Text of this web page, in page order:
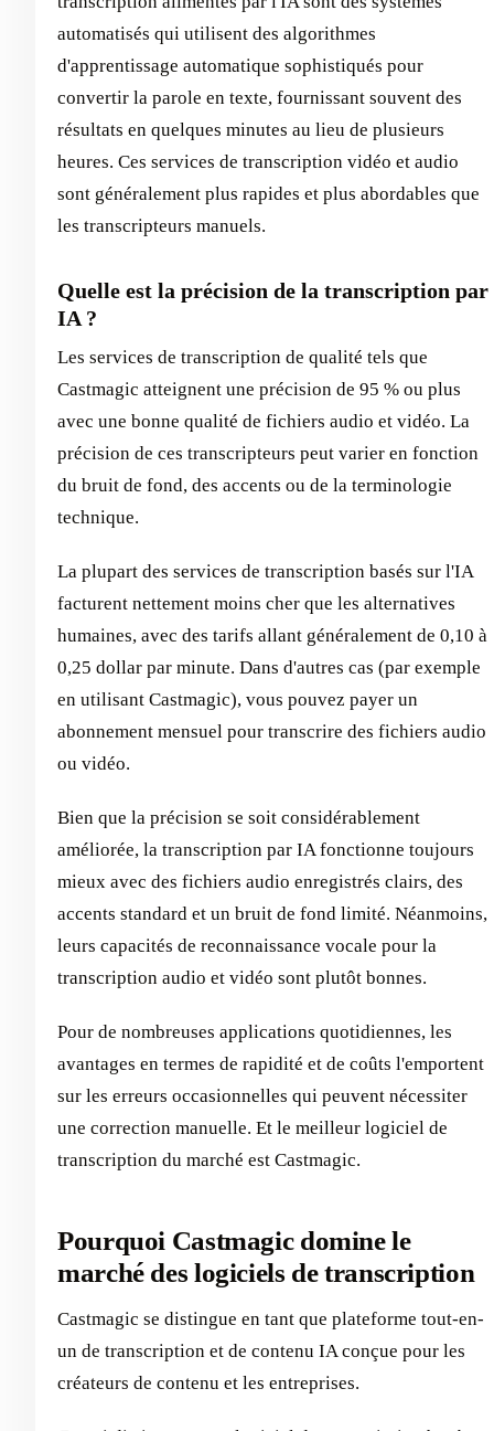
automatisés qui utilisent des algorithmes
d'apprentissage automatique sophistiqués pour
convertir la parole en texte, fournissant souvent des
résultats en quelques minutes au lieu de plusieurs
heures. Ces services de transcription vidéo et audio
sont généralement plus rapides et plus abordables que
les transcripteurs manuels.
Quelle est la précision de la transcription par
IA ?
Les services de transcription de qualité tels que
Castmagic atteignent une précision de 95 % ou plus
avec une bonne qualité de fichiers audio et vidéo. La
précision de ces transcripteurs peut varier en fonction
du bruit de fond, des accents ou de la terminologie
technique.
La plupart des services de transcription basés sur l'IA
facturent nettement moins cher que les alternatives
humaines, avec des tarifs allant généralement de 0,10 à
0,25 dollar par minute. Dans d'autres cas (par exemple
en utilisant Castmagic), vous pouvez payer un
abonnement mensuel pour transcrire des fichiers audio
ou vidéo.
Bien que la précision se soit considérablement
améliorée, la transcription par IA fonctionne toujours
mieux avec des fichiers audio enregistrés clairs, des
accents standard et un bruit de fond limité. Néanmoins,
leurs capacités de reconnaissance vocale pour la
transcription audio et vidéo sont plutôt bonnes.
Pour de nombreuses applications quotidiennes, les
avantages en termes de rapidité et de coûts l'emportent
sur les erreurs occasionnelles qui peuvent nécessiter
une correction manuelle. Et le meilleur logiciel de
transcription du marché est Castmagic.
Pourquoi Castmagic domine le
marché des logiciels de transcription
Castmagic se distingue en tant que plateforme tout-en-
un de transcription et de contenu IA conçue pour les
créateurs de contenu et les entreprises.